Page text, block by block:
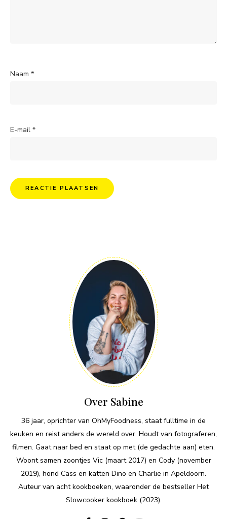
Naam *
E-mail *
Over Sabine
36 jaar, oprichter van OhMyFoodness, staat fulltime in de
keuken en reist anders de wereld over. Houdt van fotograferen,
filmen. Gaat naar bed en staat op met (de gedachte aan) eten.
Woont samen zoontjes Vic (maart 2017) en Cody (november
2019), hond Cass en katten Dino en Charlie in Apeldoorn.
Auteur van acht kookboeken, waaronder de bestseller Het
Slowcooker kookboek (2023).